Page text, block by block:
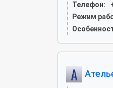
Телефон:
Режим